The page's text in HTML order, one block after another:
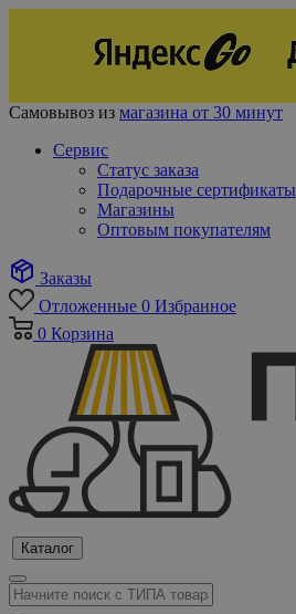
Самовывоз из магазина от 30 минут
Сервис
Статус заказа
Подарочные сертификаты
Магазины
Оптовым покупателям
Заказы
Отложенные 0 Избранное
0 Корзина
Каталог